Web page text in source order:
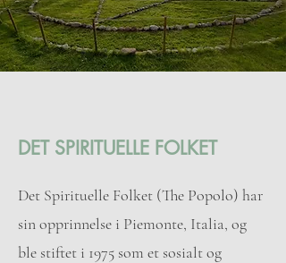
DET SPIRITUELLE FOLKET
Det Spirituelle Folket (The Popolo) har
sin opprinnelse i Piemonte, Italia, og
ble stiftet i 1975 som et sosialt og